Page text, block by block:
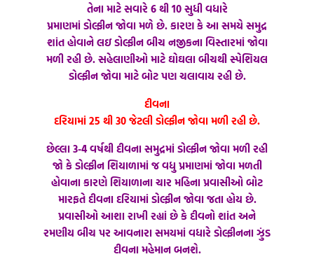
તેના માટે સવારે 6 થી 10 સુધી વધારે
પ્રમાણમાં ડોલ્ફીન જોવા મળે છે. કારણ કે આ સમયે સમુદ્ર
શાંત હોવાને લઇ ડોલ્ફીન બીચ નજીકના વિસ્તારમાં જોવા
મળી રહી છે. સહેલાણીઓ માટે ઘોઘલા બીચથી સ્પેશિયલ
ડોલ્ફીન જોવા માટે બોટ પણ ચલાવાય રહી છે.
દીવના
દરિયામાં 25 થી 30 જેટલી ડોલ્ફીન જોવા મળી રહી છે.
છેલ્લા 3-4 વર્ષથી દીવના સમુદ્રમાં ડોલ્ફીન જોવા મળી રહી
જો કે ડોલ્ફીન શિયાળામાં જ વધુ પ્રમાણમાં જોવા મળતી
હોવાના કારણે શિયાળાના ચાર મહિના પ્રવાસીઓ બોટ
મારફતે દીવના દરિયામાં ડોલ્ફીન જોવા જતા હોય છે.
પ્રવાસીઓ આશા રાખી રહ્યાં છે કે દીવનો શાંત અને
રમણીય બીચ પર આવનારા સમયમાં વધારે ડોલ્ફીનના ઝુંડ
દીવના મહેમાન બનશે.